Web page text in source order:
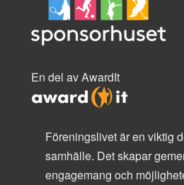
En del av AwardIt
Föreningslivet är en viktig
samhälle. Det skapar
engagemang och